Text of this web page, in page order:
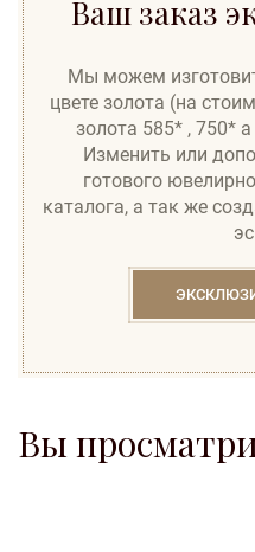
Ваш заказ
Мы можем
цвете золота (на
золота 585* , 750*
Изменить или
готового
каталога, а так же
Вы